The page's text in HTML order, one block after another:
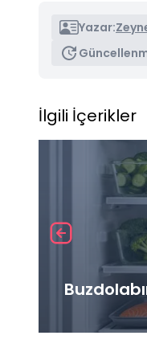
Yazar:
İlgili İçerikler